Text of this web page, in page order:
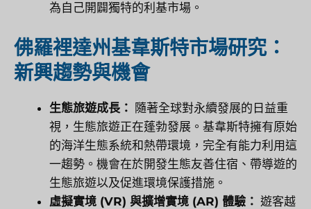
為自己開闢獨特的利基市場。
佛羅裡達州基韋斯特市場研究：
新興趨勢與機會
生態旅遊成長： 隨著全球對永續發展的日益重
視，生態旅遊正在蓬勃發展。基韋斯特擁有原始
的海洋生態系統和熱帶環境，完全有能力利用這
一趨勢。機會在於開發生態友善住宿、帶導遊的
生態旅遊以及促進環境保護措施。
虛擬實境 (VR) 與擴增實境 (AR) 體驗： 遊客越